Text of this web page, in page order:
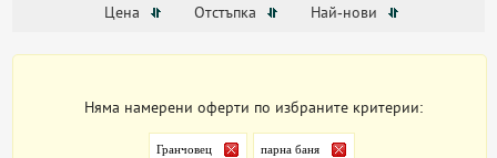
Цена Отстъпка Най-нови
Няма намерени оферти по избраните критерии:
Гранчовец парна баня